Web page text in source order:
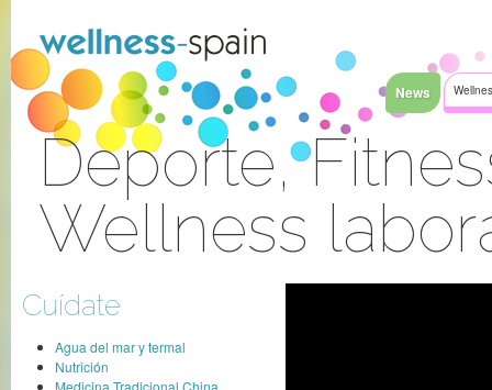
News
Deporte,
Wellness
Cuídate
Agua del mar y termal
Nutrición
Medicina Tradicional China